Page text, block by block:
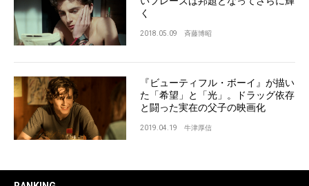
く
2018.05.09 斉藤博昭
『ビューティフル・ボーイ』が描い
た「希望」と「光」。ドラッグ依存
と闘った実在の父子の映画化
2019.04.19 牛津厚信